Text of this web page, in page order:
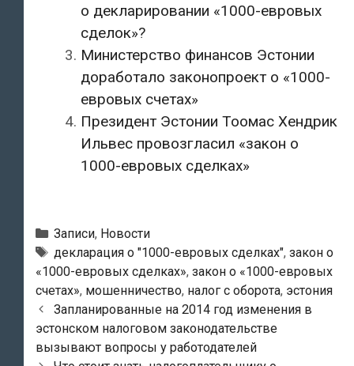
о декларировании «1000-евровых
сделок»?
Министерство финансов Эстонии
доработало законопроект о «1000-
евровых счетах»
Президент Эстонии Тоомас Хендрик
Ильвес провозгласил «закон о
1000-евровых сделках»
Рубрики
Записи, Новости
Метки
декларация о "1000-евровых сделках", закон о
«1000-евровых сделках», закон о «1000-евровых
счетах», мошенничество, налог с оборота, эстония
Навигация
по
записям
Запланированные на 2014 год изменения в
эстонском налоговом законодательстве
вызывают вопросы у работодателей